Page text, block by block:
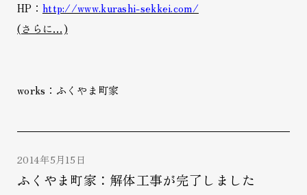
HP： http://www.kurashi-sekkei.com/
(さらに…)
works：ふくやま町家
2014年5月15日
ふくやま町家：解体工事が完了しました